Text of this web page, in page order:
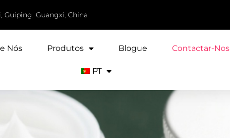
Guiping, Guangxi, China
Nós Produtos Blogue Contactar-Nos
PT